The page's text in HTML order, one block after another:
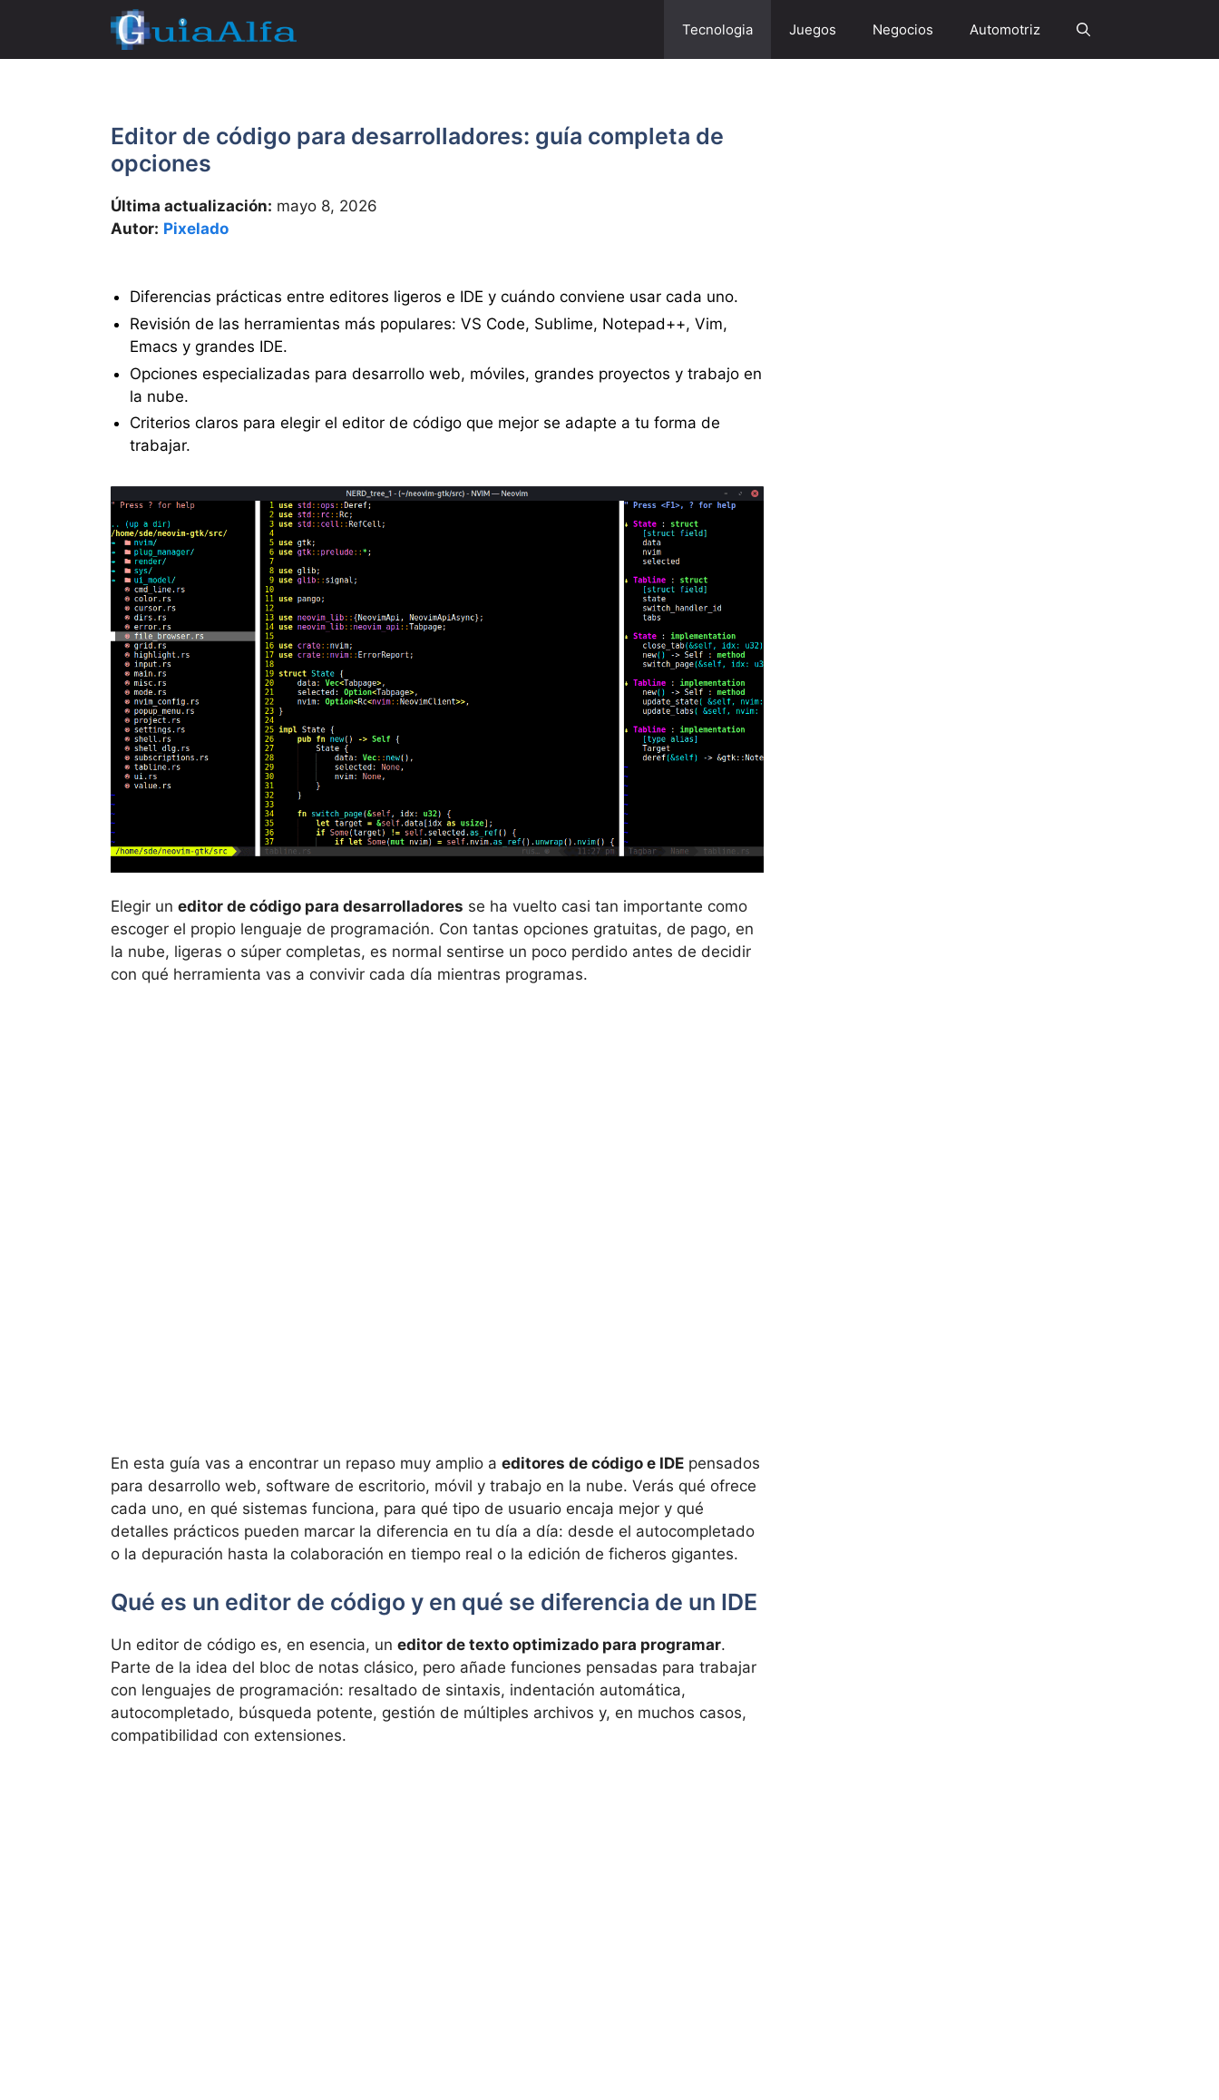
contenido
Tecnologia Juegos Negocios Automotriz
Editor de código para desarrolladores: guía completa de
opciones
Última actualización: mayo 8, 2026
Autor: Pixelado
Diferencias prácticas entre editores ligeros e IDE y cuándo conviene usar cada uno.
Revisión de las herramientas más populares: VS Code, Sublime, Notepad++, Vim,
Emacs y grandes IDE.
Opciones especializadas para desarrollo web, móviles, grandes proyectos y trabajo en
la nube.
Criterios claros para elegir el editor de código que mejor se adapte a tu forma de
trabajar.
Elegir un editor de código para desarrolladores se ha vuelto casi tan importante como
escoger el propio lenguaje de programación. Con tantas opciones gratuitas, de pago, en
la nube, ligeras o súper completas, es normal sentirse un poco perdido antes de decidir
con qué herramienta vas a convivir cada día mientras programas.
En esta guía vas a encontrar un repaso muy amplio a editores de código e IDE pensados
para desarrollo web, software de escritorio, móvil y trabajo en la nube. Verás qué ofrece
cada uno, en qué sistemas funciona, para qué tipo de usuario encaja mejor y qué
detalles prácticos pueden marcar la diferencia en tu día a día: desde el autocompletado
o la depuración hasta la colaboración en tiempo real o la edición de ficheros gigantes.
Qué es un editor de código y en qué se diferencia de un IDE
Un editor de código es, en esencia, un editor de texto optimizado para programar.
Parte de la idea del bloc de notas clásico, pero añade funciones pensadas para trabajar
con lenguajes de programación: resaltado de sintaxis, indentación automática,
autocompletado, búsqueda potente, gestión de múltiples archivos y, en muchos casos,
compatibilidad con extensiones.